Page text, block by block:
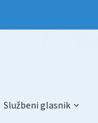
Službeni glasnik